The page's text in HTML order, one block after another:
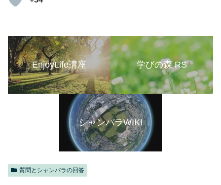
EnjoyLife講座 学びの森 RS
シャンバラWIKI
質問とシャンバラの回答